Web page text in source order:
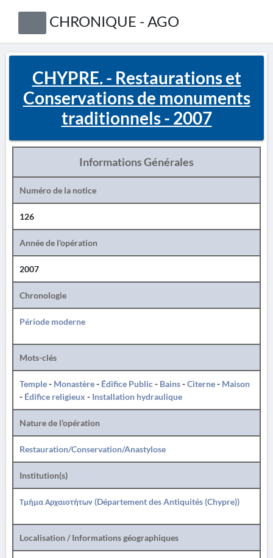
CHRONIQUE - AGO
CHYPRE. - Restaurations et
Conservations de monuments
traditionnels - 2007
Informations Générales
Numéro de la notice
126
Année de l'opération
2007
Chronologie
Période moderne
Mots-clés
Temple- Monastère- Édifice Public- Bains-Citerne- Maison
- Édifice religieux - Installation hydraulique
Nature de l'opération
Restauration/Conservation/Anastylose
Institution(s)
Τμήμα Αρχαιοτήτων (Département des Antiquités (Chypre))
Localisation / Informations géographiques